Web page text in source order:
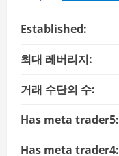
Established:
최대 레버리지:
거래 수단의 수:
Has meta trader5:
Has meta trader4: